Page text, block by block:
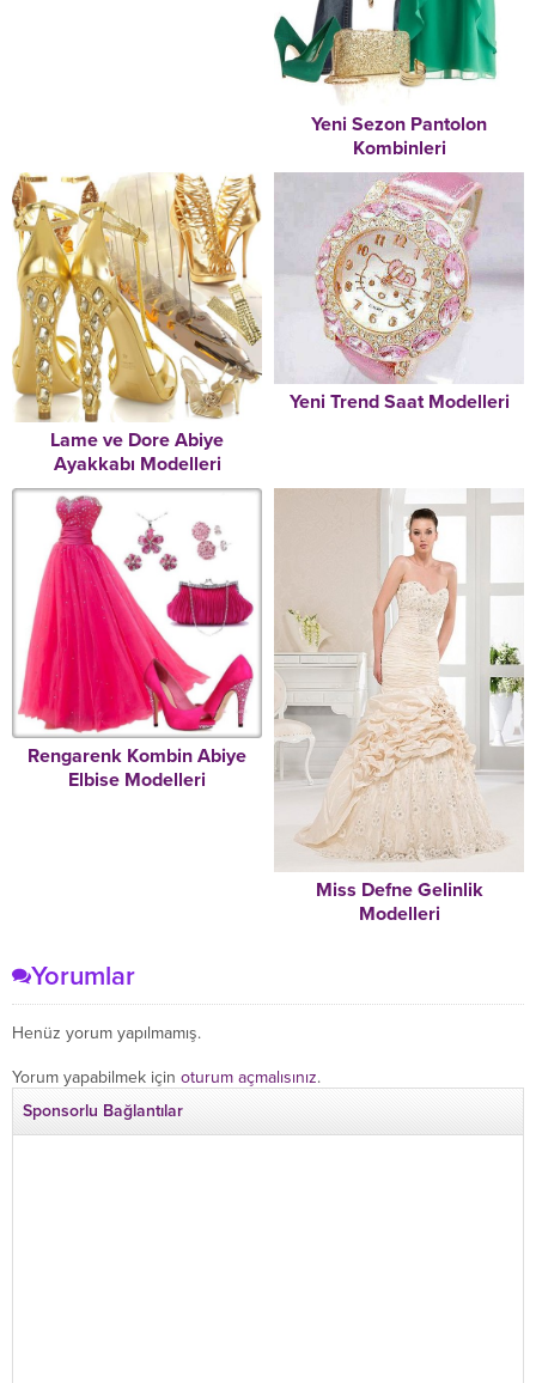
Yeni Sezon Pantolon
Kombinleri
Lame ve Dore Abiye
Ayakkabı Modelleri
Yeni Trend Saat Modelleri
Rengarenk Kombin Abiye
Elbise Modelleri
Miss Defne Gelinlik
Modelleri
Yorumlar
Henüz yorum yapılmamış.
Yorum yapabilmek için oturum açmalısınız.
Sponsorlu Bağlantılar